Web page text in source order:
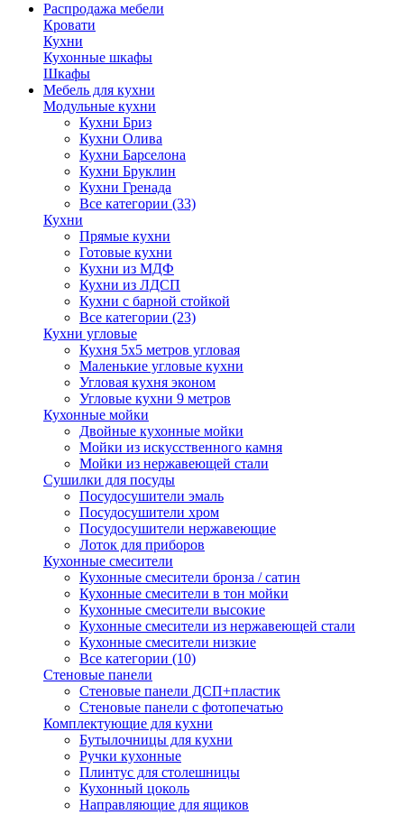
Распродажа мебели
Кровати
Кухни
Кухонные шкафы
Шкафы
Мебель для кухни
Модульные кухни
Кухни Бриз
Кухни Олива
Кухни Барселона
Кухни Бруклин
Кухни Гренада
Все категории (33)
Кухни
Прямые кухни
Готовые кухни
Кухни из МДФ
Кухни из ЛДСП
Кухни с барной стойкой
Все категории (23)
Кухни угловые
Кухня 5х5 метров угловая
Маленькие угловые кухни
Угловая кухня эконом
Угловые кухни 9 метров
Кухонные мойки
Двойные кухонные мойки
Мойки из искусственного камня
Мойки из нержавеющей стали
Сушилки для посуды
Посудосушители эмаль
Посудосушители хром
Посудосушители нержавеющие
Лоток для приборов
Кухонные смесители
Кухонные смесители бронза / сатин
Кухонные смесители в тон мойки
Кухонные смесители высокие
Кухонные смесители из нержавеющей стали
Кухонные смесители низкие
Все категории (10)
Стеновые панели
Стеновые панели ДСП+пластик
Стеновые панели с фотопечатью
Комплектующие для кухни
Бутылочницы для кухни
Ручки кухонные
Плинтус для столешницы
Кухонный цоколь
Направляющие для ящиков